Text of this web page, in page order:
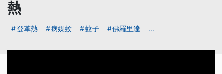
熱
登革熱 病媒蚊 蚊子 佛羅里達 ...